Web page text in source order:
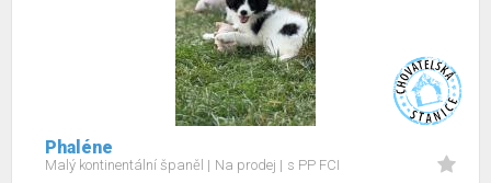
Phaléne
Malý kontinentální španěl Na prodej s PP FCI